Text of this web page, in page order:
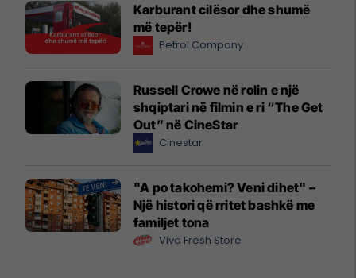
Karburant cilësor dhe shumë
më tepër!
Petrol Company
Russell Crowe në rolin e një
shqiptari në filmin e ri “The Get
Out” në CineStar
Cinestar
"A po takohemi? Veni dihet" –
Një histori që rritet bashkë me
familjet tona
Viva Fresh Store